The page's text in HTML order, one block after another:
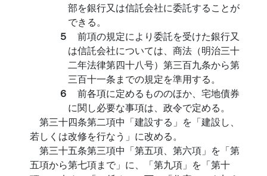
部を銀行又は信託会社に委託することが
できる。
５ 前項の規定により委託を受けた銀行又
は信託会社については、商法（明治三十
二年法律第四十八号）第三百九条から第
三百十一条までの規定を準用する。
６ 前各項に定めるもののほか、宅地債券
に関し必要な事項は、政令で定める。
第三十四条第二項中「建設する」を「建設し、
若しくは改修を行なう」に改める。
第三十五条第三項中「第五項、第六項」を「第
五項から第七項まで」に、「第九項」を「第十